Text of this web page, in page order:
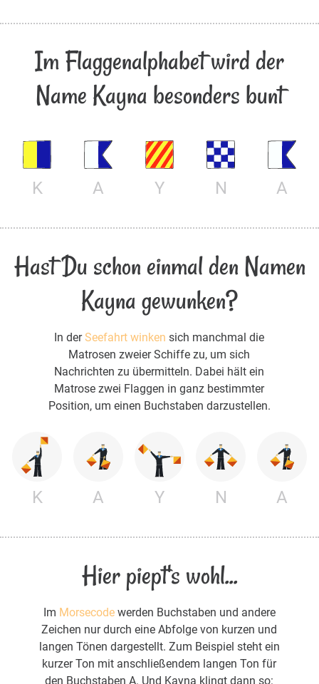
Im Flaggenalphabet wird der
Name Kayna besonders bunt
K A Y N A
Hast Du schon einmal den Namen
Kayna gewunken?
In derSeefahrt winken sich manchmal die
Matrosen zweier Schiffe zu, um sich
Nachrichten zu übermitteln. Dabei hält ein
Matrose zwei Flaggen in ganz bestimmter
Position, um einen Buchstaben darzustellen.
K A Y N A
Hier piept's wohl...
Im Morsecodewerden Buchstaben und andere
Zeichen nur durch eine Abfolge von kurzen und
langen Tönen dargestellt. Zum Beispiel steht ein
kurzer Ton mit anschließendem langen Ton für
den Buchstaben A. Und Kayna klingt dann so: